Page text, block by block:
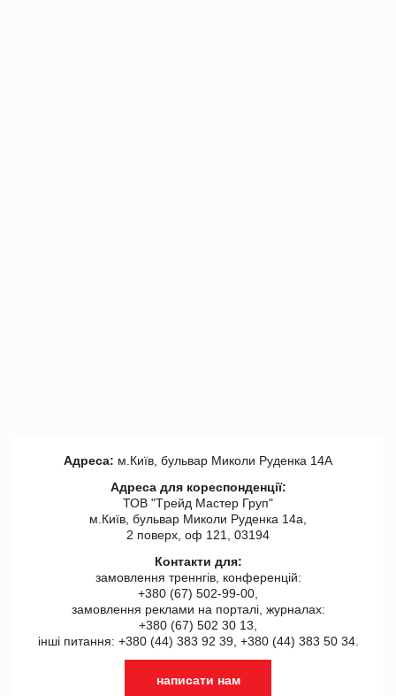
Адреса: м.Київ, бульвар Миколи Руденка 14А
Адреса для кореспонденції:
ТОВ "Tрейд Мастер Груп"
м.Київ, бульвар Миколи Руденка 14а,
2 поверх, оф 121, 03194
Контакти для:
замовлення треннгів, конференцій:
+380 (67) 502-99-00,
замовлення реклами на порталі, журналах:
+380 (67) 502 30 13,
інші питання: +380 (44) 383 92 39, +380 (44) 383 50 34.
написати нам